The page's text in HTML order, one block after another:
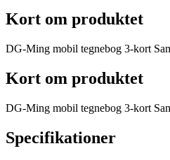
Kort om produktet
DG-Ming mobil tegnebog 3-kort
Kort om produktet
DG-Ming mobil tegnebog 3-kort
Specifikationer